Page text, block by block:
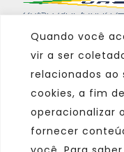
Quando você
vir a ser
relacionados ao
cookies, a fim
operacionalizar
fornecer